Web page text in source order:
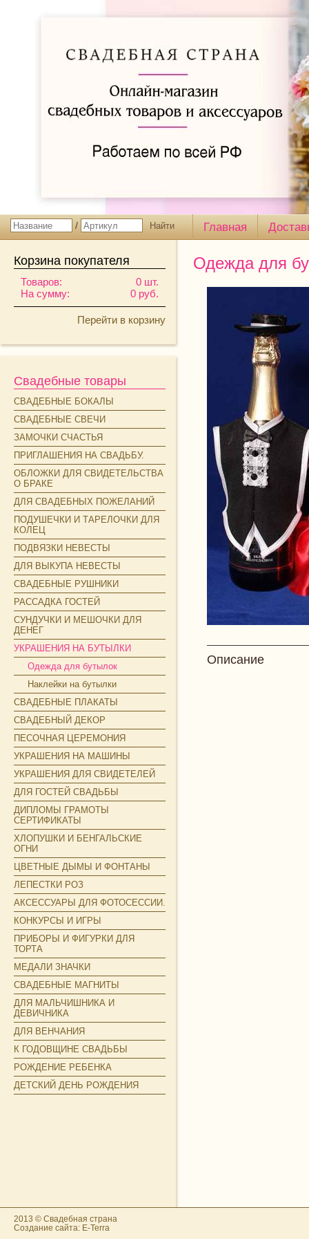
/ Главная
Корзина покупателя
Товаров:
На сумму:
0 шт.
0 руб.
Перейти в корзину
Свадебные товары
СВАДЕБНЫЕ БОКАЛЫ
СВАДЕБНЫЕ СВЕЧИ
ЗАМОЧКИ СЧАСТЬЯ
ПРИГЛАШЕНИЯ НА СВАДЬБУ.
ОБЛОЖКИ ДЛЯ СВИДЕТЕЛЬСТВА
О БРАКЕ
ДЛЯ СВАДЕБНЫХ ПОЖЕЛАНИЙ
ПОДУШЕЧКИ И ТАРЕЛОЧКИ ДЛЯ
КОЛЕЦ
ПОДВЯЗКИ НЕВЕСТЫ
ДЛЯ ВЫКУПА НЕВЕСТЫ
СВАДЕБНЫЕ РУШНИКИ
РАССАДКА ГОСТЕЙ
СУНДУЧКИ И МЕШОЧКИ ДЛЯ
ДЕНЕГ
УКРАШЕНИЯ НА БУТЫЛКИ
Одежда для бутылок
Наклейки на бутылки
СВАДЕБНЫЕ ПЛАКАТЫ
СВАДЕБНЫЙ ДЕКОР
ПЕСОЧНАЯ ЦЕРЕМОНИЯ
УКРАШЕНИЯ НА МАШИНЫ
УКРАШЕНИЯ ДЛЯ СВИДЕТЕЛЕЙ
ДЛЯ ГОСТЕЙ СВАДЬБЫ
ДИПЛОМЫ ГРАМОТЫ
СЕРТИФИКАТЫ
ХЛОПУШКИ И БЕНГАЛЬСКИЕ
ОГНИ
ЦВЕТНЫЕ ДЫМЫ И ФОНТАНЫ
ЛЕПЕСТКИ РОЗ
АКСЕССУАРЫ ДЛЯ ФОТОСЕССИИ.
КОНКУРСЫ И ИГРЫ
ПРИБОРЫ И ФИГУРКИ ДЛЯ
ТОРТА
МЕДАЛИ ЗНАЧКИ
СВАДЕБНЫЕ МАГНИТЫ
ДЛЯ МАЛЬЧИШНИКА И
ДЕВИЧНИКА
ДЛЯ ВЕНЧАНИЯ
К ГОДОВЩИНЕ СВАДЬБЫ
РОЖДЕНИЕ РЕБЕНКА
ДЕТСКИЙ ДЕНЬ РОЖДЕНИЯ
Одежда для
Описание
2013 © Свадебная страна
Создание сайта: E-Terra